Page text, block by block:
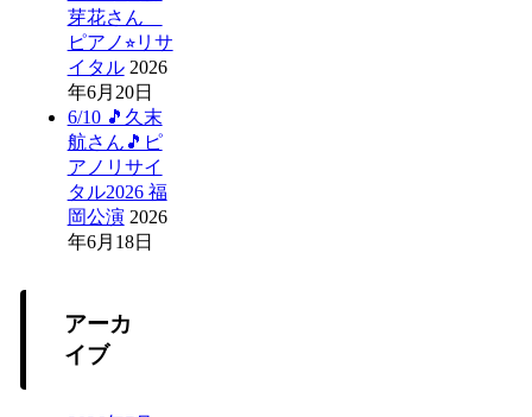
芽花さん
ピアノ⭐︎リサ
イタル 2026
年6月20日
6/10 🎵久末
航さん🎵ピ
アノリサイ
タル2026 福
岡公演 2026
年6月18日
アーカ
イブ